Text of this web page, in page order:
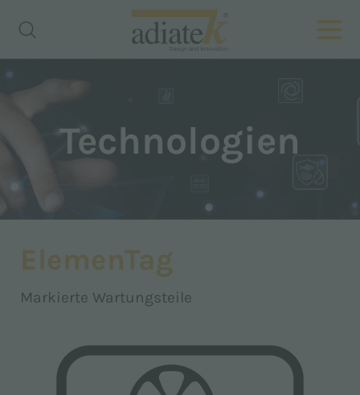
Technologien
ElemenTag
Markierte Wartungsteile